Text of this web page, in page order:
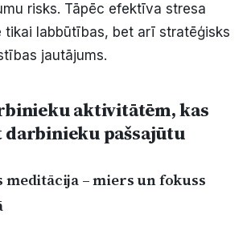
risks. Tāpēc efektīva stresa
tikai labbūtības, bet arī stratēģisks
jautājums.
aktivitātēm, kas
darbinieku pašsajūtu
meditācija – miers un fokuss